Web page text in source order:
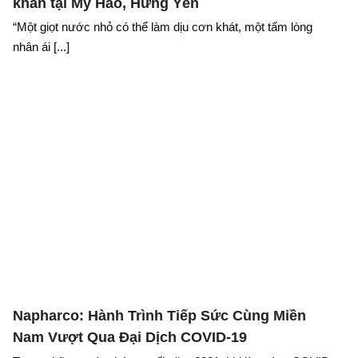
“Một giọt nước nhỏ có thể làm dịu cơn khát, một tấm lòng
nhân ái [...]
Napharco: Hành Trình Tiếp Sức Cùng Miền
Nam Vượt Qua Đại Dịch COVID-19